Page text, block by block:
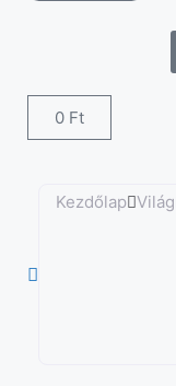
0 Ft
Kezdőlap